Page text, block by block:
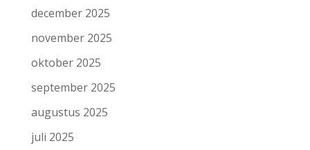
december 2025
november 2025
oktober 2025
september 2025
augustus 2025
juli 2025